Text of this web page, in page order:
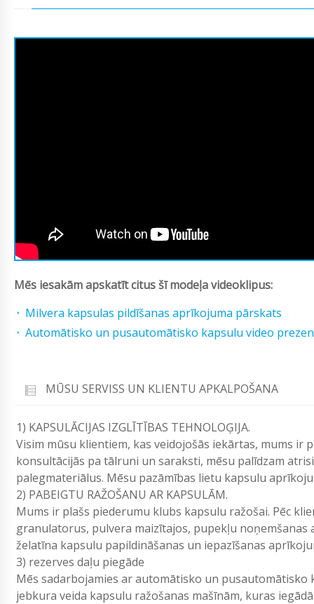
Mēs iesakām apskatīt citus šī modeļa videoklipus:
Milvera kapsulas pildīšanas aprīkojuma pārskats
Automātisko un pusautomātisko kapsulu video
MŪSU SERVISS UN KLIENTU APKALPOŠANA
1) KAPSULĀCIJAS IZGLĪTĪBAS TEHNOLOĢIJA.
Visim mūsu klientiem, kas veidojošās iekārtas, mums
konsultācijās pa tālruni un saraksti, mēsu palīdzam
palegmateriālus. Mēsu pazāmības lietu kapsulu
2) PABEIGTU RAŽOŠANU AR KAPSULĀM.
Mums ir plašs piederumu klubs kapsulu ražošai. Pēc
granulatorus, pulvera maizītajos, pupekļu
želatīna kapsulu papildināšanas un iepazīšanas
3) rezerves daļu piegāde
Mēs sadarbojamies ar automātisko un
jebkura veida kapsulu ražošanas mašīnām, kuras